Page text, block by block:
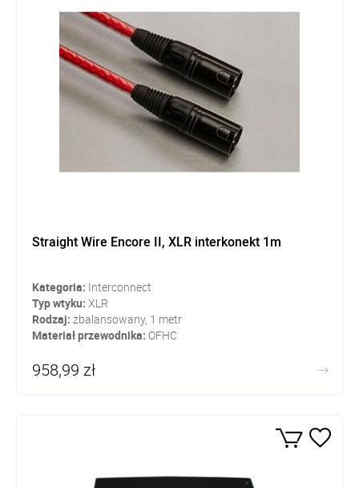
Straight Wire Encore II, XLR interkonekt 1m
Kategoria: Interconnect
Typ wtyku: XLR
Rodzaj: zbalansowany, 1 metr
Materiał przewodnika: OFHC
958,99 zł